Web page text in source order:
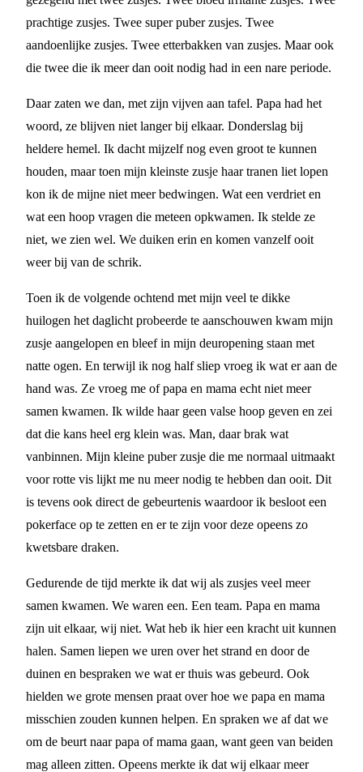
prachtige zusjes. Twee super puber zusjes. Twee
aandoenlijke zusjes. Twee etterbakken van zusjes. Maar ook
die twee die ik meer dan ooit nodig had in een nare periode.
Daar zaten we dan, met zijn vijven aan tafel. Papa had het
woord, ze blijven niet langer bij elkaar. Donderslag bij
heldere hemel. Ik dacht mijzelf nog even groot te kunnen
houden, maar toen mijn kleinste zusje haar tranen liet lopen
kon ik de mijne niet meer bedwingen. Wat een verdriet en
wat een hoop vragen die meteen opkwamen. Ik stelde ze
niet, we zien wel. We duiken erin en komen vanzelf ooit
weer bij van de schrik.
Toen ik de volgende ochtend met mijn veel te dikke
huilogen het daglicht probeerde te aanschouwen kwam mijn
zusje aangelopen en bleef in mijn deuropening staan met
natte ogen. En terwijl ik nog half sliep vroeg ik wat er aan de
hand was. Ze vroeg me of papa en mama echt niet meer
samen kwamen. Ik wilde haar geen valse hoop geven en zei
dat die kans heel erg klein was. Man, daar brak wat
vanbinnen. Mijn kleine puber zusje die me normaal uitmaakt
voor rotte vis lijkt me nu meer nodig te hebben dan ooit. Dit
is tevens ook direct de gebeurtenis waardoor ik besloot een
pokerface op te zetten en er te zijn voor deze opeens zo
kwetsbare draken.
Gedurende de tijd merkte ik dat wij als zusjes veel meer
samen kwamen. We waren een. Een team. Papa en mama
zijn uit elkaar, wij niet. Wat heb ik hier een kracht uit kunnen
halen. Samen liepen we uren over het strand en door de
duinen en bespraken we wat er thuis was gebeurd. Ook
hielden we grote mensen praat over hoe we papa en mama
misschien zouden kunnen helpen. En spraken we af dat we
om de beurt naar papa of mama gaan, want geen van beiden
mag alleen zitten. Opeens merkte ik dat wij elkaar meer